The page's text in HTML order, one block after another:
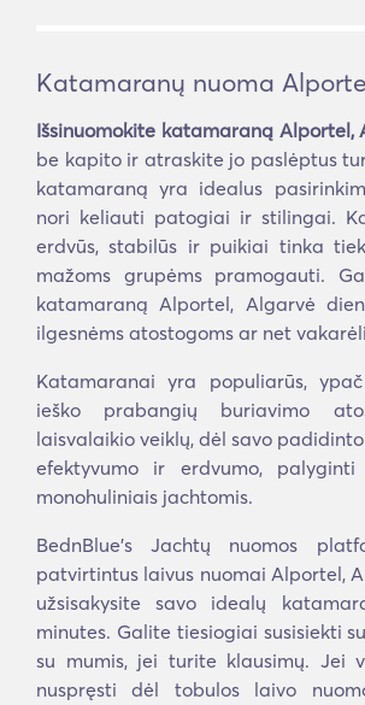
Katamaranų nuoma
Išsinuomokite katamaraną Alportel,
be kapito ir atraskite jo paslėptus
katamaraną yra idealus
nori keliauti patogiai ir stilingai.
erdvūs, stabilūs ir puikiai tinka
mažoms grupėms pramogauti.
katamaraną Alportel, Algarvė
ilgesnėms atostogoms ar net
Katamaranai yra populiarūs,
ieško prabangių buriavimo
laisvalaikio veiklų, dėl savo
efektyvumo ir erdvumo,
monohuliniais jachtomis.
BednBlue's Jachtų nuomos
patvirtintus laivus nuomai Alportel,
užsisakysite savo idealų
minutes. Galite tiesiogiai susisiekti
su mumis, jei turite klausimų. Jei
nuspręsti dėl tobulos laivo